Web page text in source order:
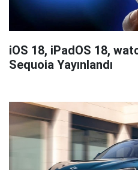
iOS 18, iPadOS 18,
Sequoia Yayınlandı